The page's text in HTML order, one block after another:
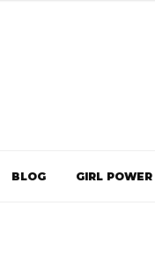
BLOG GIRL POWER